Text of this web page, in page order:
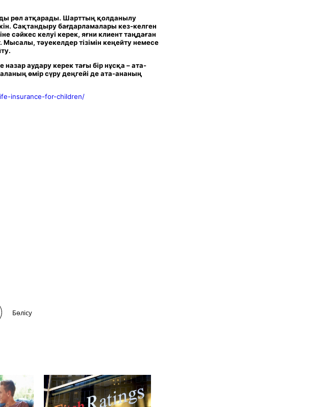
рөл атқарады. Шарттың қолданылу
Сақтандыру бағдарламалары кез-келген
сәйкес келуі керек, яғни клиент таңдаған
Мысалы, тәуекелдер тізімін кеңейту немесе
аудару керек тағы бір нұсқа – ата-
өмір сүру деңгейі де ата-ананың
insurance-for-children/
Бөлісу